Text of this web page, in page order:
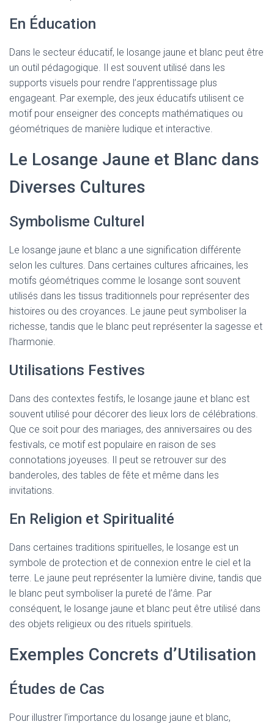
En Éducation
Dans le secteur éducatif, le losange jaune et blanc peut être
un outil pédagogique. Il est souvent utilisé dans les
supports visuels pour rendre l’apprentissage plus
engageant. Par exemple, des jeux éducatifs utilisent ce
motif pour enseigner des concepts mathématiques ou
géométriques de manière ludique et interactive.
Le Losange Jaune et Blanc dans
Diverses Cultures
Symbolisme Culturel
Le losange jaune et blanc a une signification différente
selon les cultures. Dans certaines cultures africaines, les
motifs géométriques comme le losange sont souvent
utilisés dans les tissus traditionnels pour représenter des
histoires ou des croyances. Le jaune peut symboliser la
richesse, tandis que le blanc peut représenter la sagesse et
l’harmonie.
Utilisations Festives
Dans des contextes festifs, le losange jaune et blanc est
souvent utilisé pour décorer des lieux lors de célébrations.
Que ce soit pour des mariages, des anniversaires ou des
festivals, ce motif est populaire en raison de ses
connotations joyeuses. Il peut se retrouver sur des
banderoles, des tables de fête et même dans les
invitations.
En Religion et Spiritualité
Dans certaines traditions spirituelles, le losange est un
symbole de protection et de connexion entre le ciel et la
terre. Le jaune peut représenter la lumière divine, tandis que
le blanc peut symboliser la pureté de l’âme. Par
conséquent, le losange jaune et blanc peut être utilisé dans
des objets religieux ou des rituels spirituels.
Exemples Concrets d’Utilisation
Études de Cas
Pour illustrer l’importance du losange jaune et blanc,